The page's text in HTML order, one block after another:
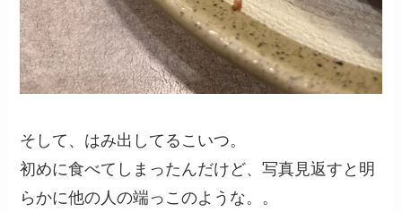
そして、はみ出してるこいつ。
初めに食べてしまったんだけど、写真見返すと明
らかに他の人の端っこのような。。